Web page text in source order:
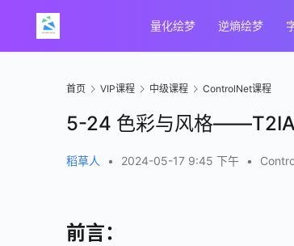
量化绘梦 逆熵绘梦
首页 VIP课程 中级课程 ControlNet课程
5-24 色彩与风格
稻草人 • 2024-05-17 9:45 下午 •
前言：